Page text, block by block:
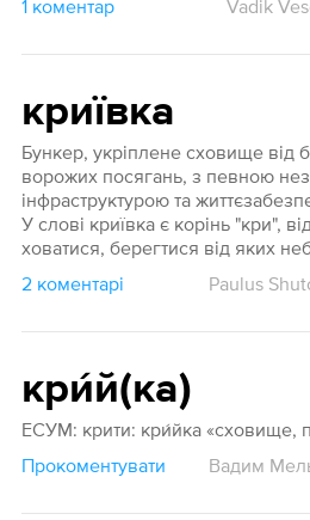
1 коментар Vadik
криївка
Бункер, укріплене сховище від
ворожих посягань, з певною
інфраструктурою та
У слові криївка є корінь "кри",
ховатися, берегтися від яких
2 коментарі
Paulus
кри́й(ка)
ЕСУМ: крити: кри́йка «сховище,
Прокоментувати
Вадим